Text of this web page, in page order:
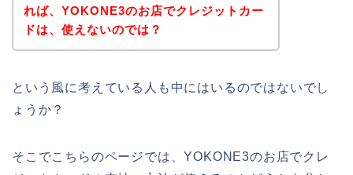
れば、YOKONE3のお店でクレジットカー
ドは、使えないのでは？
という風に考えている人も中にはいるのではないでし
ょうか？
そこでこちらのページでは、YOKONE3のお店でクレ